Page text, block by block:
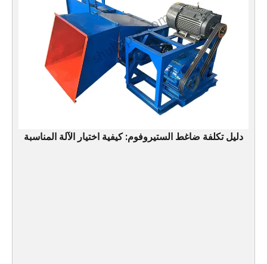
دليل تكلفة ضاغط الستيروفوم: كيفية اختيار الآلة المناسبة